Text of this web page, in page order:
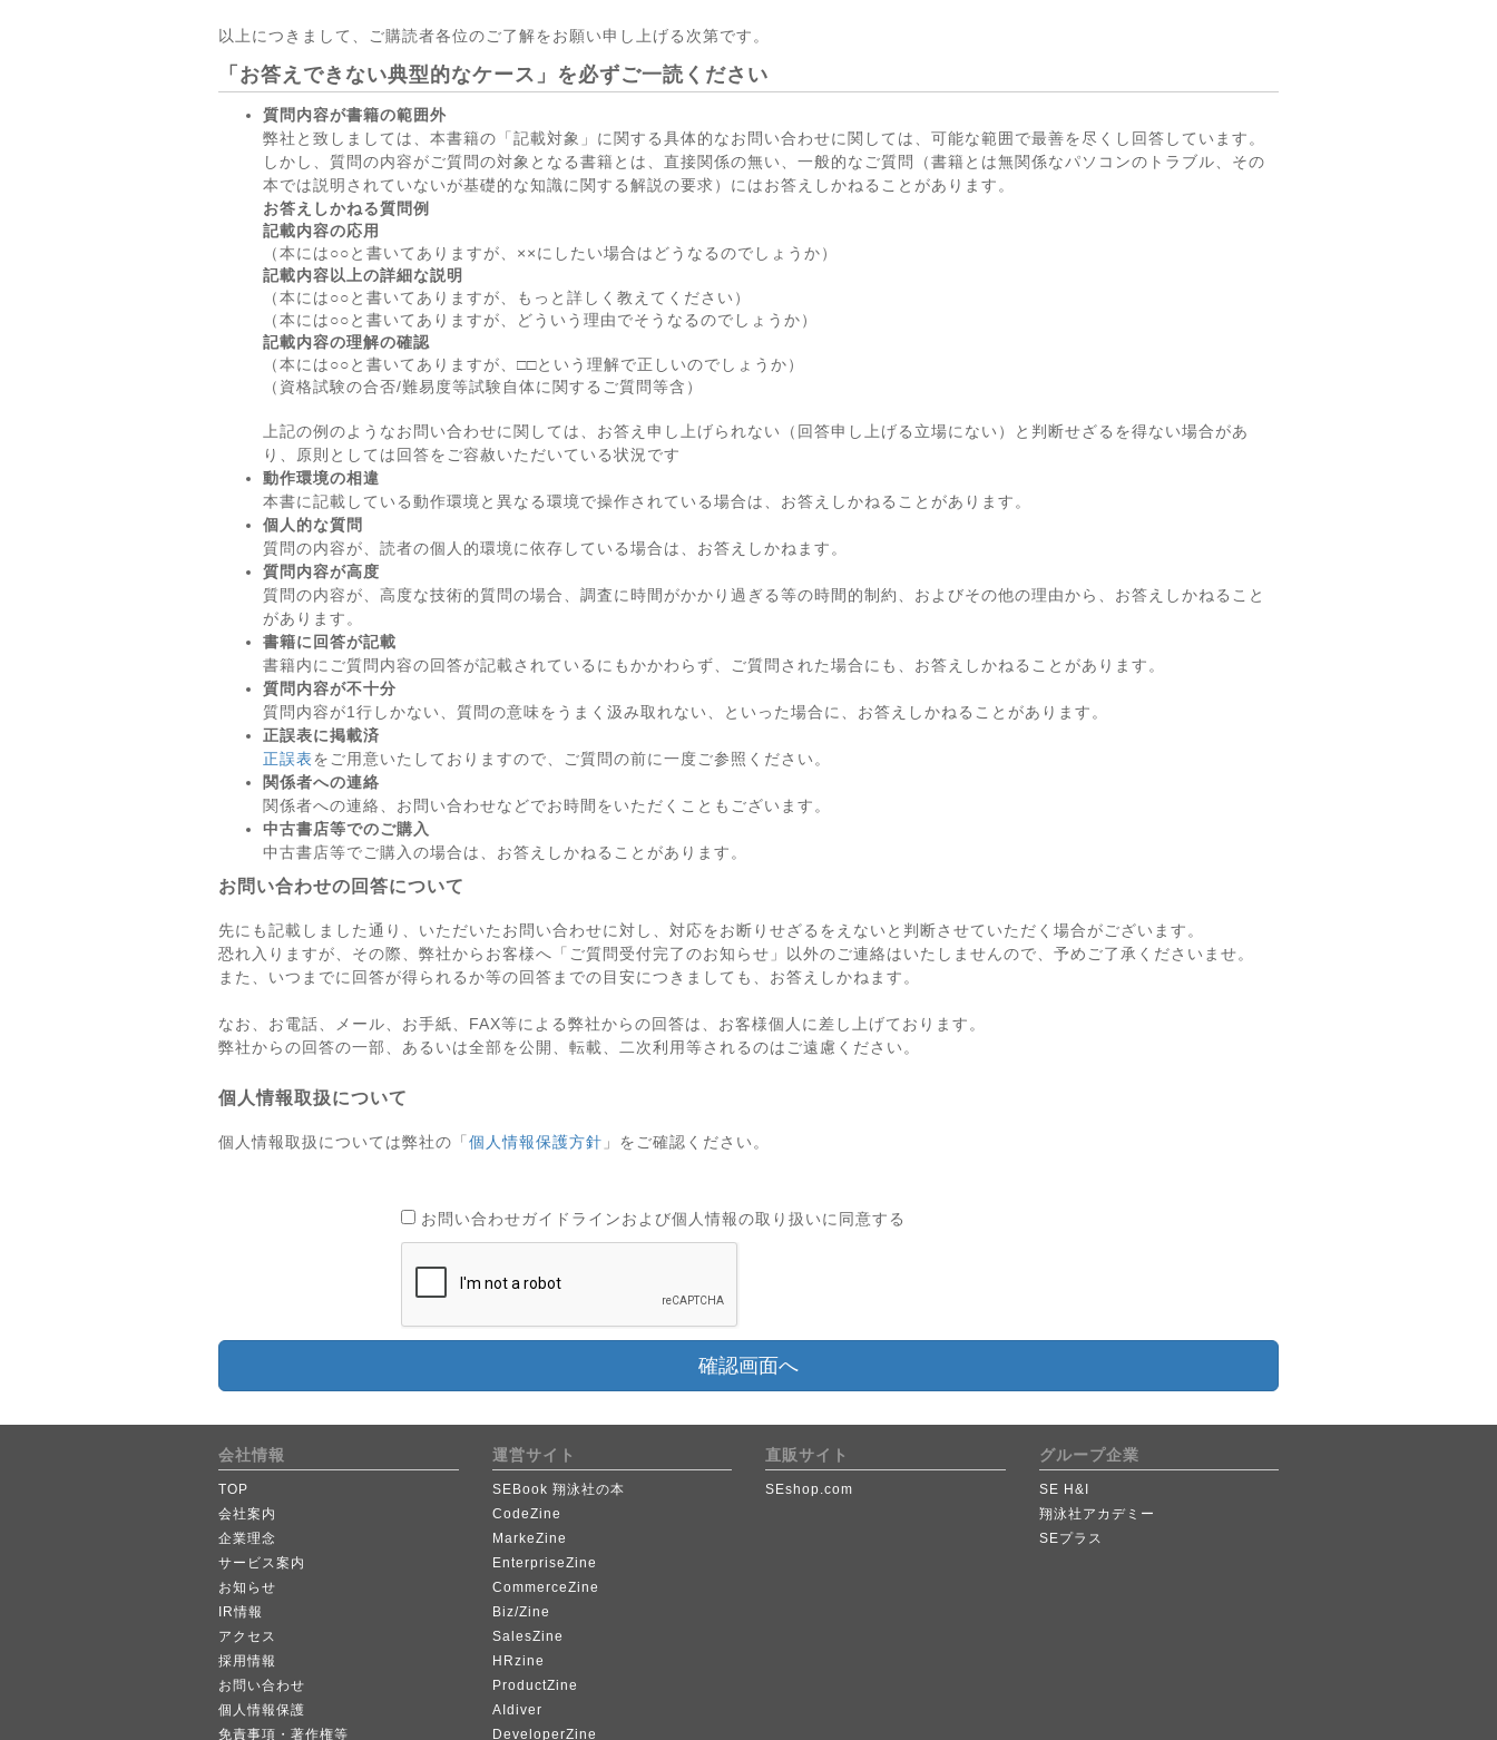
以上につきまして、ご購読者各位のご了解をお願い申し上げる次第です。
「お答えできない典型的なケース」を必ずご一読ください
質問内容が書籍の範囲外
弊社と致しましては、本書籍の「記載対象」に関する具体的なお問い合わせに関しては、可能な範囲で最善を尽くし回答しています。
しかし、質問の内容がご質問の対象となる書籍とは、直接関係の無い、一般的なご質問（書籍とは無関係なパソコンのトラブル、その
本では説明されていないが基礎的な知識に関する解説の要求）にはお答えしかねることがあります。
お答えしかねる質問例
記載内容の応用
（本には○○と書いてありますが、××にしたい場合はどうなるのでしょうか）
記載内容以上の詳細な説明
（本には○○と書いてありますが、もっと詳しく教えてください）
（本には○○と書いてありますが、どういう理由でそうなるのでしょうか）
記載内容の理解の確認
（本には○○と書いてありますが、□□という理解で正しいのでしょうか）
（資格試験の合否/難易度等試験自体に関するご質問等含）
上記の例のようなお問い合わせに関しては、お答え申し上げられない（回答申し上げる立場にない）と判断せざるを得ない場合があ
り、原則としては回答をご容赦いただいている状況です
動作環境の相違
本書に記載している動作環境と異なる環境で操作されている場合は、お答えしかねることがあります。
個人的な質問
質問の内容が、読者の個人的環境に依存している場合は、お答えしかねます。
質問内容が高度
質問の内容が、高度な技術的質問の場合、調査に時間がかかり過ぎる等の時間的制約、およびその他の理由から、お答えしかねること
があります。
書籍に回答が記載
書籍内にご質問内容の回答が記載されているにもかかわらず、ご質問された場合にも、お答えしかねることがあります。
質問内容が不十分
質問内容が1行しかない、質問の意味をうまく汲み取れない、といった場合に、お答えしかねることがあります。
正誤表に掲載済
正誤表をご用意いたしておりますので、ご質問の前に一度ご参照ください。
関係者への連絡
関係者への連絡、お問い合わせなどでお時間をいただくこともございます。
中古書店等でのご購入
中古書店等でご購入の場合は、お答えしかねることがあります。
お問い合わせの回答について
先にも記載しました通り、いただいたお問い合わせに対し、対応をお断りせざるをえないと判断させていただく場合がございます。
恐れ入りますが、その際、弊社からお客様へ「ご質問受付完了のお知らせ」以外のご連絡はいたしませんので、予めご了承くださいませ。
また、いつまでに回答が得られるか等の回答までの目安につきましても、お答えしかねます。
なお、お電話、メール、お手紙、FAX等による弊社からの回答は、お客様個人に差し上げております。
弊社からの回答の一部、あるいは全部を公開、転載、二次利用等されるのはご遠慮ください。
個人情報取扱について
個人情報取扱については弊社の「 個人情報保護方針 」をご確認ください。
お問い合わせガイドラインおよび個人情報の取り扱いに同意する
確認画面へ
会社情報
TOP
会社案内
企業理念
サービス案内
お知らせ
IR情報
アクセス
採用情報
お問い合わせ
個人情報保護
免責事項・著作権等
運営サイト
SEBook 翔泳社の本
CodeZine
MarkeZine
EnterpriseZine
CommerceZine
Biz/Zine
SalesZine
HRzine
ProductZine
AIdiver
DeveloperZine
直販サイト
SEshop.com
グループ企業
SE H&I
翔泳社アカデミー
SEプラス